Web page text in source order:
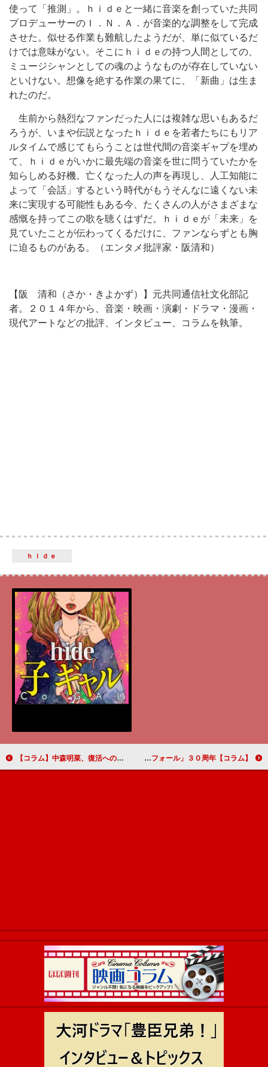
使って「推測」。ｈｉｄｅと一緒に音楽を創っていた共同
プロデューサーのＩ．Ｎ．Ａ．が音楽的な調整をして完成
させた。似せる作業も難航したようだが、単に似ているだ
けでは意味がない。そこにｈｉｄｅの持つ人間としての、
ミュージシャンとしての魂のようなものが存在していない
といけない。想像を絶する作業の果てに、「新曲」は生ま
れたのだ。
生前から熱烈なファンだった人には複雑な思いもあるだ
ろうが、いまや伝説となったｈｉｄｅを若者たちにもリア
ルタイムで感じてもらうことは世代間の音楽ギャプを埋め
て、ｈｉｄｅがいかに最先端の音楽を世に問うていたかを
知らしめる好機。亡くなった人の声を再現し、人工知能に
よって「会話」するという時代がもうそんなに遠くない未
来に実現する可能性もある今、たくさんの人がさまざまな
感慨を持ってこの歌を聴くはずだ。ｈｉｄｅが「未来」を
見ていたことが伝わってくるだけに、ファンならずとも胸
に迫るものがある。（エンタメ批評家・阪清和）
【阪 清和（さか・きよかず）】元共同通信社文化部記
者。２０１４年から、音楽・映画・演劇・ドラマ・漫画・
現代アートなどの批評、インタビュー、コラムを執筆。
ｈｉｄｅ
【コラム】中森明菜、復活への決意秘めた「Ｒｏｊｏ－Ｔｉｅｒｒａ－」 ５年ぶりの新曲初登場８位 【コラム】鹿賀丈史＆市村正親のゲイ夫婦の哀感が心に響く 「ラ・カージュ・オ・フォール」３０周年